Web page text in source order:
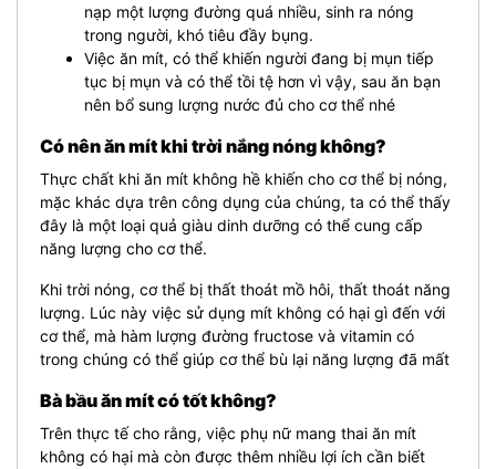
nạp một lượng đường quá nhiều, sinh ra nóng
trong người, khó tiêu đầy bụng.
Việc ăn mít, có thể khiến người đang bị mụn tiếp
tục bị mụn và có thể tồi tệ hơn vì vậy, sau ăn bạn
nên bổ sung lượng nước đủ cho cơ thể nhé
Có nên ăn mít khi trời nắng nóng không?
Thực chất khi ăn mít không hề khiến cho cơ thể bị nóng,
mặc khác dựa trên công dụng của chúng, ta có thể thấy
đây là một loại quả giàu dinh dưỡng có thể cung cấp
năng lượng cho cơ thể.
Khi trời nóng, cơ thể bị thất thoát mồ hôi, thất thoát năng
lượng. Lúc này việc sử dụng mít không có hại gì đến với
cơ thể, mà hàm lượng đường fructose và vitamin có
trong chúng có thể giúp cơ thể bù lại năng lượng đã mất
Bà bầu ăn mít có tốt không?
Trên thực tế cho rằng, việc phụ nữ mang thai ăn mít
không có hại mà còn được thêm nhiều lợi ích cần biết